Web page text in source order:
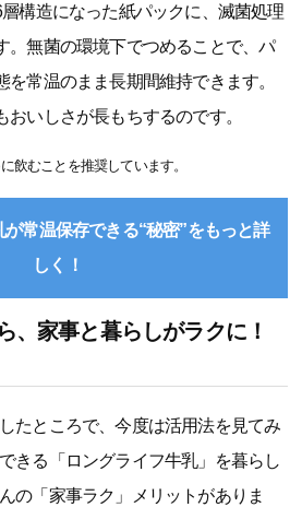
構造になった紙パックに、滅菌処理
。無菌の環境下でつめることで、パ
を常温のまま長期間維持できます。
いしさが長もちするのです。
飲むことを推奨しています。
が常温保存できる“秘密”をもっと詳
しく！
、家事と暮らしがラクに！
たところで、今度は活用法を見てみ
きる「ロングライフ牛乳」を暮らし
の「家事ラク」メリットがありま